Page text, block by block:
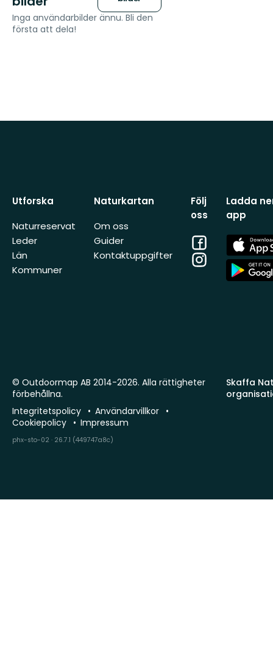
Inga användarbilder ännu. Bli den
första att dela!
Utforska
Naturreservat
Leder
Län
Kommuner
Naturkartan
Om oss
Guider
Kontaktuppgifter
Följ
oss
Facebook
Instagram
Ladda
app
App
Store
App
Store
Skaffa
© Outdoormap AB 2014-2026. Alla rättigheter
förbehållna.
Integritetspolicy
Användarvillkor
Cookiepolicy
Impressum
phx-sto-02 · 26.7.1 (449747a8c)